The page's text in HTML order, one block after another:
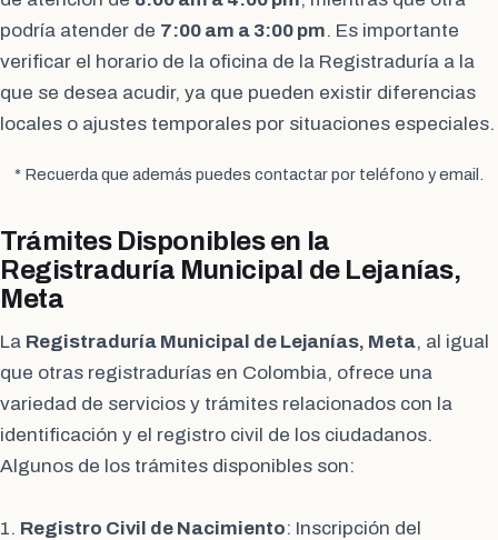
podría atender de 7:00 am a 3:00 pm. Es importante
verificar el horario de la oficina de la Registraduría a la
que se desea acudir, ya que pueden existir diferencias
locales o ajustes temporales por situaciones especiales.
* Recuerda que además puedes contactar por teléfono y email.
Trámites Disponibles en la
Registraduría Municipal de Lejanías,
Meta
La Registraduría Municipal de Lejanías, Meta, al igual
que otras registradurías en Colombia, ofrece una
variedad de servicios y trámites relacionados con la
identificación y el registro civil de los ciudadanos.
Algunos de los trámites disponibles son:
1. Registro Civil de Nacimiento: Inscripción del